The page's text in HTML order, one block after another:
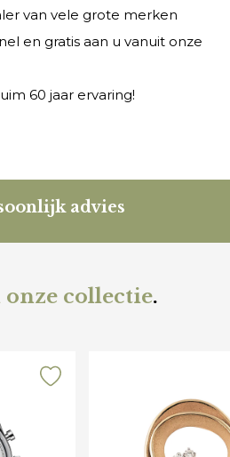
van vele grote merken
en gratis aan u vanuit onze
60 jaar ervaring!
advies
collectie.